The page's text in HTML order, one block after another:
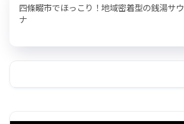
四條畷市でほっこり！地域密着型の銭湯サウ
ナ